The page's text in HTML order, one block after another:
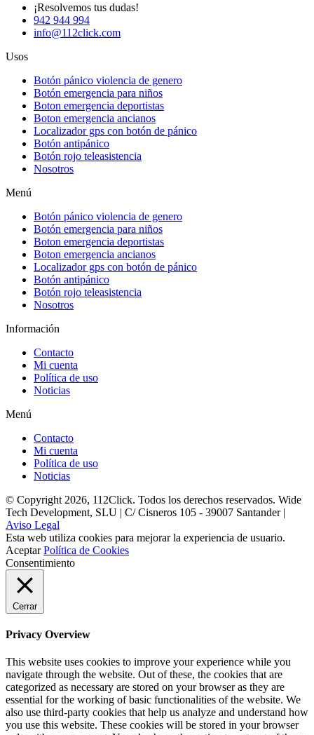
¡Resolvemos tus dudas!
942 944 994
info@112click.com
Usos
Botón pánico violencia de genero
Botón emergencia para niños
Boton emergencia deportistas
Boton emergencia ancianos
Localizador gps con botón de pánico
Botón antipánico
Botón rojo teleasistencia
Nosotros
Menú
Botón pánico violencia de genero
Botón emergencia para niños
Boton emergencia deportistas
Boton emergencia ancianos
Localizador gps con botón de pánico
Botón antipánico
Botón rojo teleasistencia
Nosotros
Información
Contacto
Mi cuenta
Política de uso
Noticias
Menú
Contacto
Mi cuenta
Política de uso
Noticias
© Copyright 2026, 112Click. Todos los derechos reservados. Wide
Tech Development, SLU | C/ Cisneros 105 - 39007 Santander |
Aviso Legal
Esta web utiliza cookies para mejorar la experiencia de usuario.
Aceptar Política de Cookies
Consentimiento
Cerrar
Privacy Overview
This website uses cookies to improve your experience while you
navigate through the website. Out of these, the cookies that are
categorized as necessary are stored on your browser as they are
essential for the working of basic functionalities of the website. We
also use third-party cookies that help us analyze and understand how
you use this website. These cookies will be stored in your browser